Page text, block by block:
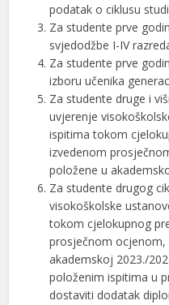
podatak o ciklusu
Za studente prve
svjedodžbe I-IV
Za studente prve
izboru učenika
Za studente druge i
uvjerenje
ispitima tokom
izvedenom
položene u
Za studente drugog
visokoškolske
tokom cjelokupnog
prosječnom ocjenom,
akademskoj 2023./
položenim ispitima u
dostaviti dodatak